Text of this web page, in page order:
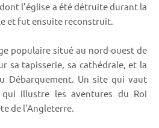
l’église a été détruite durant la
et fut ensuite reconstruit.
populaire situé au nord-ouest de
sa tapisserie, sa cathédrale, et la
Débarquement. Un site qui vaut
illustre les aventures du Roi
de l'Angleterre.